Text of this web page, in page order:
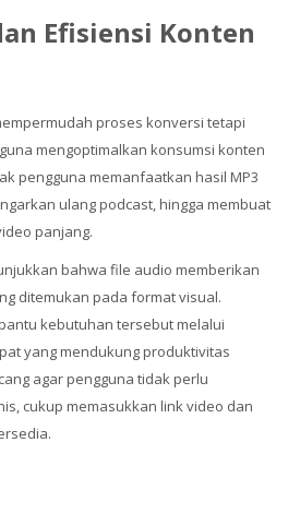
Efisiensi Konten
proses konversi tetapi
mengoptimalkan konsumsi konten
pengguna memanfaatkan hasil MP3
ulang podcast, hingga membuat
panjang.
bahwa file audio memberikan
ditemukan pada format visual.
kebutuhan tersebut melalui
yang mendukung produktivitas
agar pengguna tidak perlu
cukup memasukkan link video dan